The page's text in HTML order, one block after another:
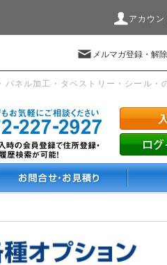
アカウン
メルマガ登録・解除
パネル加工・タペストリー・シール・